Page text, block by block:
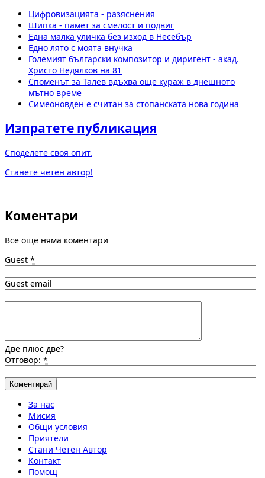
Цифровизацията - разяснения
Шипка - памет за смелост и подвиг
Една малка уличка без изход в Несебър
Едно лято с моята внучка
Големият български композитор и диригент - акад.
Христо Недялков на 81
Споменът за Талев вдъхва още кураж в днешното
мътно време
Симеоновден е считан за стопанската нова година
Изпратете публикация
Споделете своя опит.
Станете четен автор!
Коментари
Все още няма коментари
Guest *
Guest email
Две плюс две?
Отговор: *
За нас
Мисия
Общи условия
Приятели
Стани Четен Автор
Контакт
Помощ